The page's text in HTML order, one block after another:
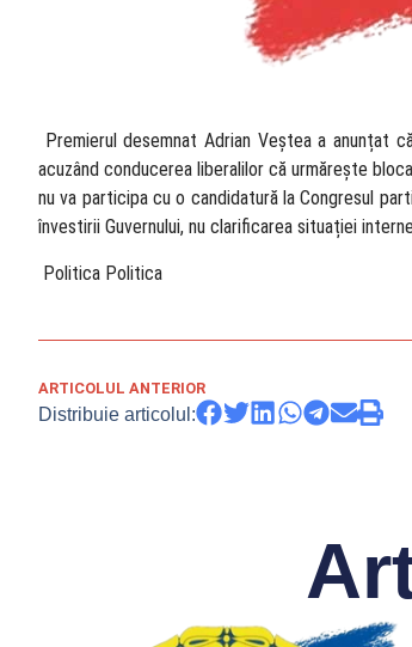
Premierul desemnat Adrian Veștea a anunțat
acuzând conducerea liberalilor că urmărește
nu va participa cu o candidatură la Congresul
învestirii Guvernului, nu clarificarea situației
​ Politica Politica
ARTICOLUL ANTERIOR
Distribuie articolul: